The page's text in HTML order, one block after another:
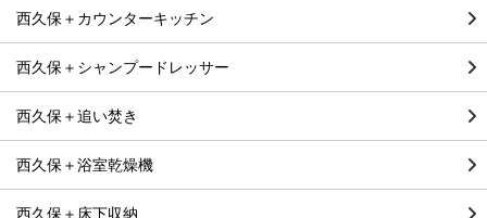
西久保＋カウンターキッチン
西久保＋シャンプードレッサー
西久保＋追い焚き
西久保＋浴室乾燥機
西久保＋床下収納